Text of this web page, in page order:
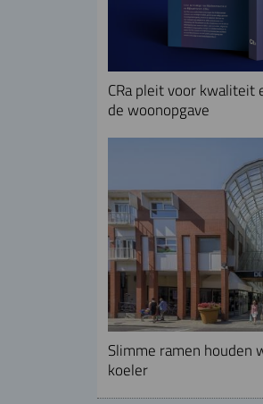
CRa pleit voor kwaliteit
de woonopgave
Slimme ramen houden
koeler